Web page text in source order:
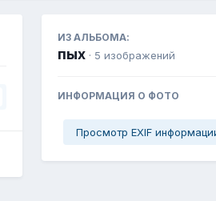
ИЗ АЛЬБОМА:
пых · 5 изображений
ИНФОРМАЦИЯ О ФОТО
Просмотр EXIF